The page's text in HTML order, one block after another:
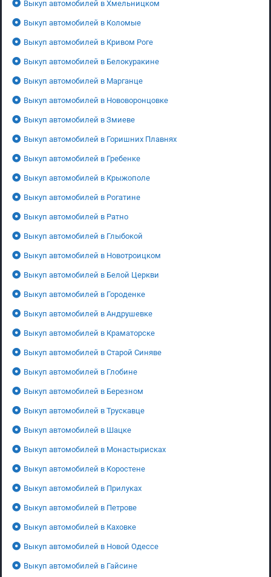
Выкуп автомобилей в Хмельницком
Выкуп автомобилей в Коломые
Выкуп автомобилей в Кривом Роге
Выкуп автомобилей в Белокуракине
Выкуп автомобилей в Марганце
Выкуп автомобилей в Нововоронцовке
Выкуп автомобилей в Змиеве
Выкуп автомобилей в Горишних Плавнях
Выкуп автомобилей в Гребенке
Выкуп автомобилей в Крыжополе
Выкуп автомобилей в Рогатине
Выкуп автомобилей в Ратно
Выкуп автомобилей в Глыбокой
Выкуп автомобилей в Новотроицком
Выкуп автомобилей в Белой Церкви
Выкуп автомобилей в Городенке
Выкуп автомобилей в Андрушевке
Выкуп автомобилей в Краматорске
Выкуп автомобилей в Старой Синяве
Выкуп автомобилей в Глобине
Выкуп автомобилей в Березном
Выкуп автомобилей в Трускавце
Выкуп автомобилей в Шацке
Выкуп автомобилей в Монастырисках
Выкуп автомобилей в Коростене
Выкуп автомобилей в Прилуках
Выкуп автомобилей в Петрове
Выкуп автомобилей в Каховке
Выкуп автомобилей в Новой Одессе
Выкуп автомобилей в Гайсине